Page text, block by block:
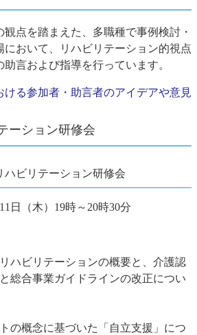
点を踏まえた、多職種で事例検討・
において、リハビリテーション的視点
言および指導を行っています。
ける参加者・助言者のアイデアや意見
ーション研修会
ハビリテーション研修会
日（木）19時～20時30分
ハビリテーションの概要と、介護認
総合事業ガイドラインの改正につい
の概念に基づいた「自立支援」につ